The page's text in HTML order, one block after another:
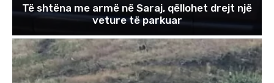
Të shtëna me armë në Saraj, qëllohet drejt një
veture të parkuar